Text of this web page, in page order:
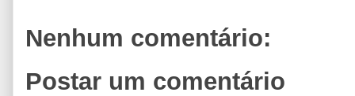
Nenhum comentário:
Postar um comentário